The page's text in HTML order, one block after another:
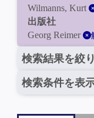
Wilmanns, Kurt
出版社
Georg Reimer
検索結果を絞
検索条件を表